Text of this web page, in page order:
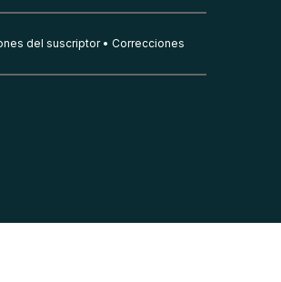
del suscriptor Correcciones